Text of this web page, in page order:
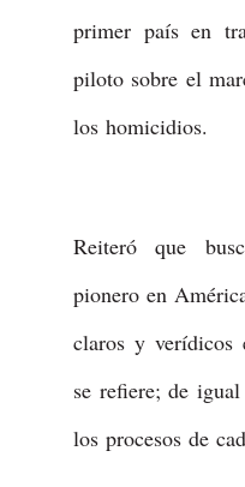
primer país en
piloto sobre el
los homicidios.
Reiteró que
pionero en
claros y
se refiere; de
los procesos de